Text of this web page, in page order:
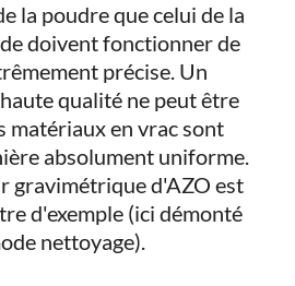
la poudre que celui de la
doivent fonctionner de
précise. Un
qualité ne peut être
matériaux en vrac sont
absolument uniforme.
gravimétrique d'AZO est
d'exemple (ici démonté
nettoyage).